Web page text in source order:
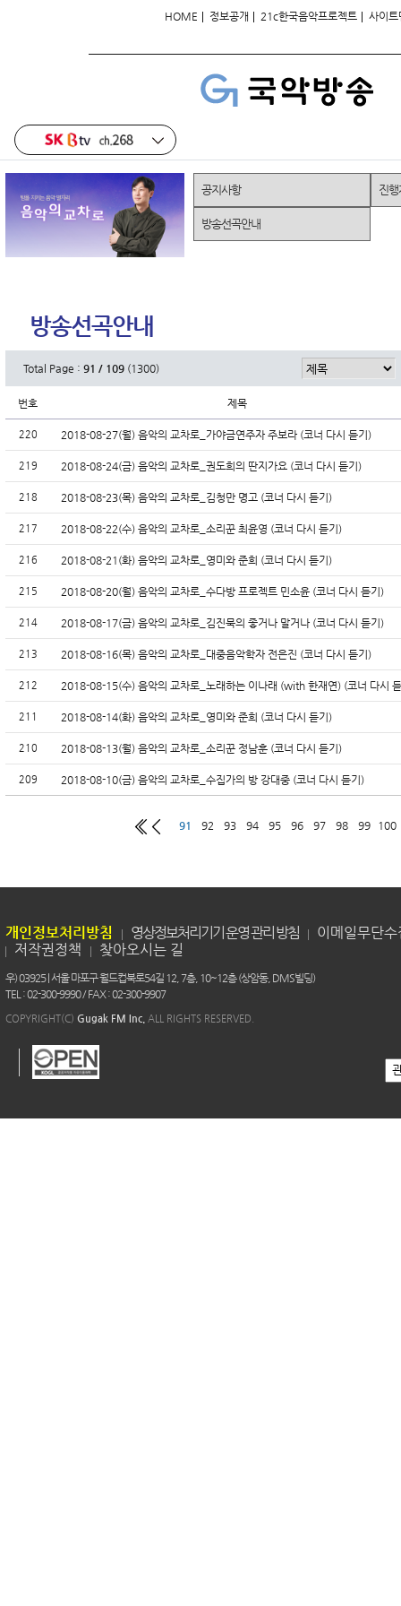
HOME | 정보공개 | 21c한국음악프로젝트 | 사이트
방송선곡안내
Total Page :91 / 109 (1300)
번호 제목
220 2018-08-27(월) 음악의 교차로_가야금연주자 주보라 (코너 다시 듣기)
219 2018-08-24(금) 음악의 교차로_권도희의 딴지가요 (코너 다시 듣기)
218 2018-08-23(목) 음악의 교차로_김청만 명고 (코너 다시 듣기)
217 2018-08-22(수) 음악의 교차로_소리꾼 최윤영 (코너 다시 듣기)
216 2018-08-21(화) 음악의 교차로_영미와 준희 (코너 다시 듣기)
215 2018-08-20(월) 음악의 교차로_수다방 프로젝트 민소윤 (코너 다시 듣기)
214 2018-08-17(금) 음악의 교차로_김진묵의 좋거나 말거나 (코너 다시 듣기)
213 2018-08-16(목) 음악의 교차로_대중음악학자 전은진 (코너 다시 듣기)
212 2018-08-15(수) 음악의 교차로_노래하는 이나래 (with 한재연) (코너 다시
211 2018-08-14(화) 음악의 교차로_영미와 준희 (코너 다시 듣기)
210 2018-08-13(월) 음악의 교차로_소리꾼 정남훈 (코너 다시 듣기)
209 2018-08-10(금) 음악의 교차로_수집가의 방 강대중 (코너 다시 듣기)
91 92 93 94 95 96 97 98 99 100
공지사항 진
방송선곡안내
개인정보처리방침 영상정보처리기기 운영 관리 방침
이메일무단
저작권정책
찾아오시는 길
우) 03925 | 서울 마포구 월드컵북로54길 12, 7층, 10~12층 (상암동, DMS빌딩)
TEL : 02-300-9990 / FAX : 02-300-9907
COPYRIGHT(C) Gugak FM Inc. ALL RIGHTS RESERVED.